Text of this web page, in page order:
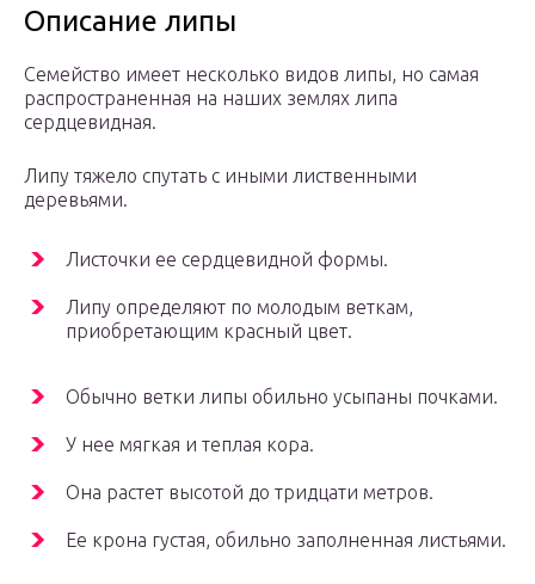
Описание липы
Семейство имеет несколько видов липы, но самая
распространенная на наших землях липа
сердцевидная.
Липу тяжело спутать с иными лиственными
деревьями.
Листочки ее сердцевидной формы.
Липу определяют по молодым веткам,
приобретающим красный цвет.
Обычно ветки липы обильно усыпаны почками.
У нее мягкая и теплая кора.
Она растет высотой до тридцати метров.
Ее крона густая, обильно заполненная листьями.